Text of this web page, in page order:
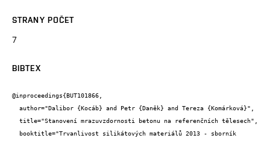
STRANY POČET
7
BIBTEX
@inproceedings{BUT101866,